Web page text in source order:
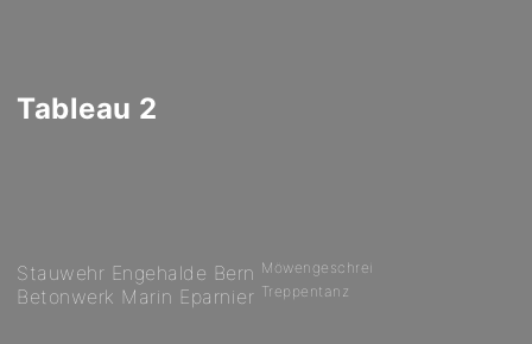
Tableau 2
Stauwehr Engehalde Bern Möwengeschrei
Betonwerk Marin Eparnier Treppentanz